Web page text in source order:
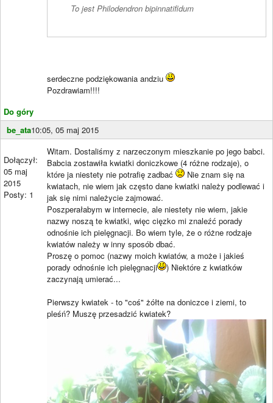
Do góry
To jest Philodendron bipinnatifidum
serdeczne podziękowania andziu
Pozdrawiam!!!!
be_ata10:05, 05 maj 2015
Dołączył:
05 maj
2015
Posty: 1
Witam. Dostaliśmy z narzeczonym mieszkanie po jego babci.
Babcia zostawiła kwiatki doniczkowe (4 różne rodzaje), o
które ja niestety nie potrafię zadbać
Nie znam się na
kwiatach, nie wiem jak często dane kwiatki należy podlewać i
jak się nimi należycie zajmować.
Poszperałabym w internecie, ale niestety nie wiem, jakie
nazwy noszą te kwiatki, więc cięzko mi znaleźć porady
odnośnie ich pielęgnacji. Bo wiem tyle, że o różne rodzaje
kwiatów należy w inny sposób dbać.
Proszę o pomoc (nazwy moich kwiatów, a może i jakieś
porady odnośnie ich pielęgnacji
) Niektóre z kwiatków
zaczynają umierać...
Pierwszy kwiatek - to "coś" żółte na doniczce i ziemi, to
pleśń? Muszę przesadzić kwiatek?